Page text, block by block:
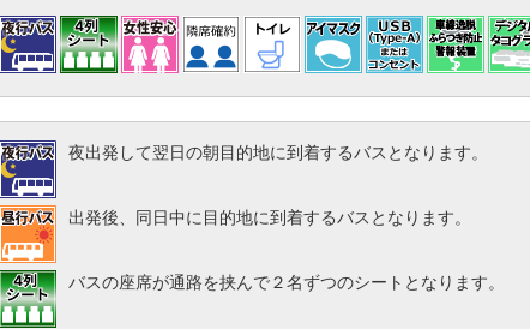
夜出発して翌日の朝目的地に到着するバスとなります。
出発後、同日中に目的地に到着するバスとなります。
バスの座席が通路を挟んで２名ずつのシートとなります。